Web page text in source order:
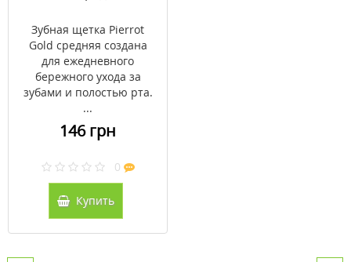
Зубная щетка Pierrot
Gold средняя создана
для ежедневного
бережного ухода за
зубами и полостью рта.
...
146 грн
0
Купить